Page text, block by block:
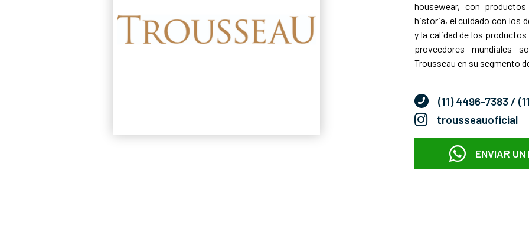
housewear, con
historia, el cuidado con los
y la calidad de los
proveedores mundiales
Trousseau en su segmento
(11) 4496-7383 /
trousseauoficial
ENVIAR